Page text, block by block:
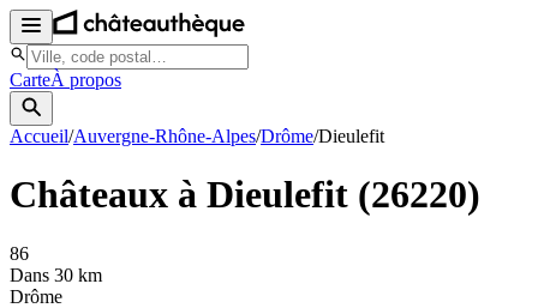
CarteÀ propos
Accueil/Auvergne-Rhône-Alpes/Drôme/Dieulefit
Châteaux à Dieulefit (26220)
86
Dans 30 km
Drôme